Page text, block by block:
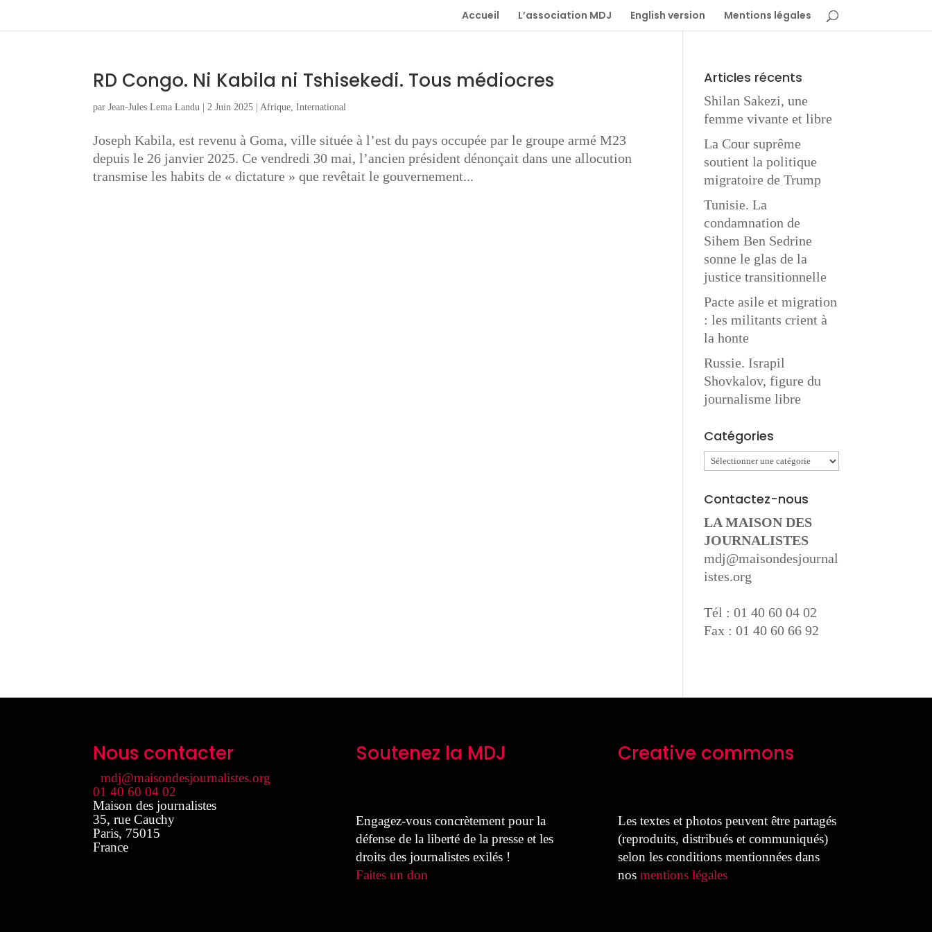
Accueil L’association MDJ English version Mentions légales
RD Congo. Ni Kabila ni Tshisekedi. Tous médiocres
parJean-Jules Lema Landu |2 Juin 2025 |Afrique,International
Joseph Kabila, est revenu à Goma, ville située à l’est du pays occupée par le groupe armé M23
depuis le 26 janvier 2025. Ce vendredi 30 mai, l’ancien président dénonçait dans une allocution
transmise les habits de « dictature » que revêtait le gouvernement...
Articles récents
Shilan Sakezi, une
femme vivante et libre
La Cour suprême
soutient la politique
migratoire de Trump
Tunisie. La
condamnation de
Sihem Ben Sedrine
sonne le glas de la
justice transitionnelle
Pacte asile et migration
: les militants crient à
la honte
Russie. Israpil
Shovkalov, figure du
journalisme libre
Catégories
Catégories
Contactez-nous
LA MAISON DES
JOURNALISTES
mdj@maisondesjournal
istes.org
Tél : 01 40 60 04 02
Fax : 01 40 60 66 92
Nous contacter
mdj@maisondesjournalistes.org
01 40 60 04 02
Maison des journalistes
35, rue Cauchy
Paris, 75015
France
Soutenez la MDJ
Engagez-vous concrètement pour la
défense de la liberté de la presse et les
droits des journalistes exilés !
Faites un don
Creative commons
Les textes et photos peuvent être partagés
(reproduits, distribués et communiqués)
selon les conditions mentionnées dans
nos mentions légales